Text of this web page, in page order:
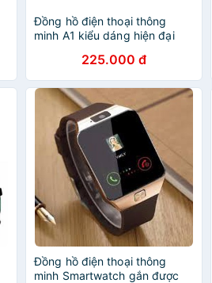
Đồng hồ điện thoại thông
minh A1 kiểu dáng hiện đại
225.000 đ
Đồng hồ điện thoại thông
minh Smartwatch gắn được